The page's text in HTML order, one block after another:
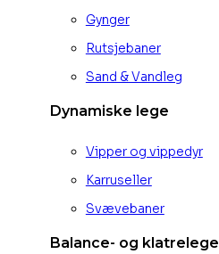
Gynger
Rutsjebaner
Sand & Vandleg
Dynamiske lege
Vipper og vippedyr
Karruseller
Svævebaner
Balance- og klatrelege